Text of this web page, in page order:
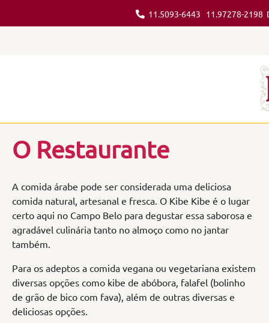
11.5093-6443 11.97278-2198
O Restaurante
A comida árabe pode ser considerada uma deliciosa
comida natural, artesanal e fresca. O Kibe Kibe é o lugar
certo aqui no Campo Belo para degustar essa saborosa e
agradável culinária tanto no almoço como no jantar
também.
Para os adeptos a comida vegana ou vegetariana existem
diversas opções como kibe de abóbora, falafel (bolinho
de grão de bico com fava), além de outras diversas e
deliciosas opções.